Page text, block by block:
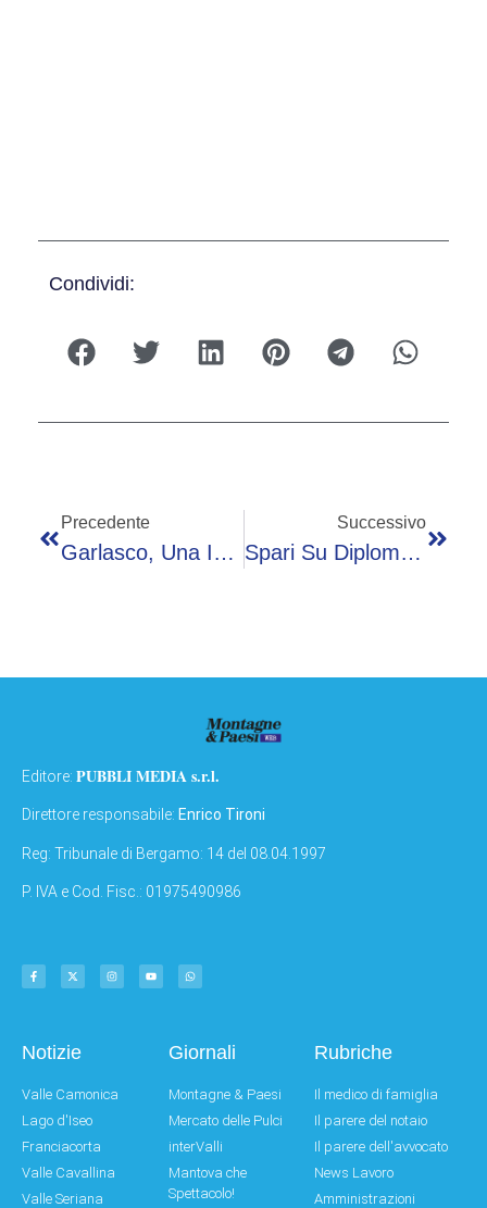
Condividi:
Precedente
Garlasco, Una Impronta Di Sempio Su 8 Utili: Tre Sono Di Un Falegname
Successivo
Spari Su Diplomatici A Jenin, FdI: “Noi Amici Di Israele, Ma Non Si Esageri”
Editore: PUBBLI MEDIA s.r.l.
Direttore responsabile: Enrico Tironi
Reg: Tribunale di Bergamo: 14 del 08.04.1997
P. IVA e Cod. Fisc.: 01975490986
Notizie
Valle Camonica
Lago d'Iseo
Franciacorta
Valle Cavallina
Valle Seriana
Giornali
Montagne & Paesi
Mercato delle Pulci
interValli
Mantova che
Spettacolo!
Rubriche
Il medico di famiglia
Il parere del notaio
Il parere dell'avvocato
News Lavoro
Amministrazioni